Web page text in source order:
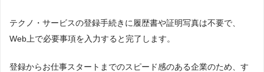
テクノ・サービスの登録手続きに履歴書や証明写真は不要で、
Web上で必要事項を入力すると完了します。
登録からお仕事スタートまでのスピード感のある企業のため、す